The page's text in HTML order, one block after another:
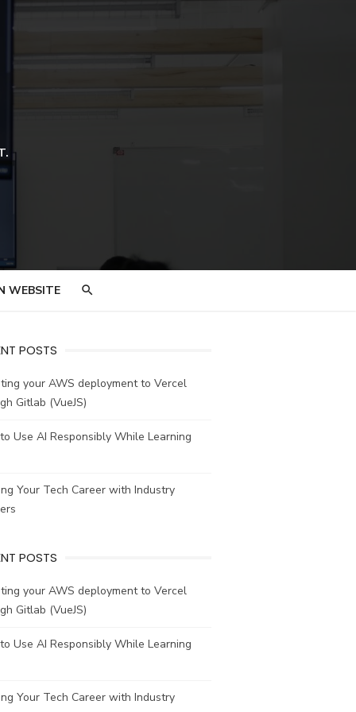
WEBSITE
POSTS
your AWS deployment to Vercel
Gitlab (VueJS)
Use AI Responsibly While Learning
Your Tech Career with Industry
POSTS
your AWS deployment to Vercel
Gitlab (VueJS)
Use AI Responsibly While Learning
Your Tech Career with Industry